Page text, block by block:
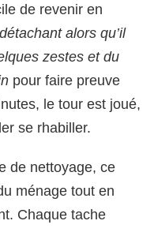
de revenir en
alors qu’il
zestes et du
pour faire preuve
le tour est joué,
se rhabiller.
de nettoyage, ce
ménage tout en
Chaque tache